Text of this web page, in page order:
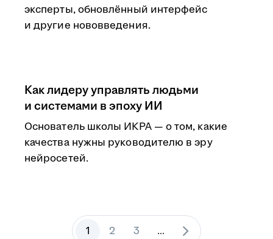
эксперты, обновлённый интерфейс
и другие нововведения.
Как лидеру управлять людьми
и системами в эпоху ИИ
Основатель школы ИКРА — о том, какие
качества нужны руководителю в эру
нейросетей.
1 2 3 ...